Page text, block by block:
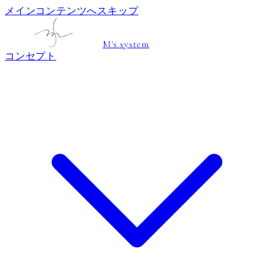
メインコンテンツへスキップ
M's system
コンセプト